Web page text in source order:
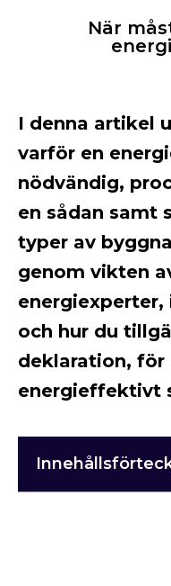
När
I denna artikel
varför en
nödvändig,
en sådan samt
typer av
genom vikten
energiexperter,
och hur du
deklaration, för
energieffektivt